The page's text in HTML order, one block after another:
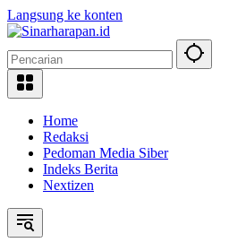
Langsung ke konten
Home
Redaksi
Pedoman Media Siber
Indeks Berita
Nextizen